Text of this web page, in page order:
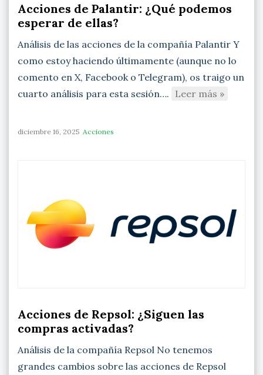
Acciones de Palantir: ¿Qué podemos
esperar de ellas?
Análisis de las acciones de la compañía Palantir Y
como estoy haciendo últimamente (aunque no lo
comento en X, Facebook o Telegram), os traigo un
cuarto análisis para esta sesión…. Leer más »
diciembre 16, 2025 Acciones
Acciones de Repsol: ¿Siguen las
compras activadas?
Análisis de la compañía Repsol No tenemos
grandes cambios sobre las acciones de Repsol